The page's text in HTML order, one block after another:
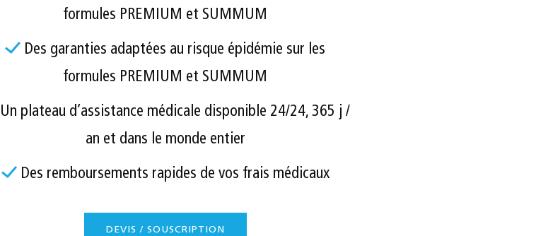
formules PREMIUM et SUMMUM
Des garanties adaptées au risque épidémie sur les
formules PREMIUM et SUMMUM
Un plateau d’assistance médicale disponible 24/24, 365 j /
an et dans le monde entier
Des remboursements rapides de vos frais médicaux
DEVIS / SOUSCRIPTION